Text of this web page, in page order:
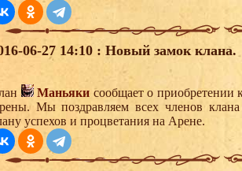
06-27 14:10 : Новый замок клана.
Маньяки сообщает о приобретении
Мы поздравляем всех членов
успехов и процветания на Арене.